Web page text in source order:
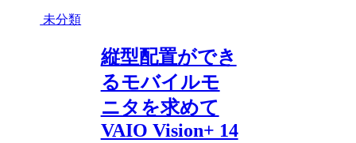
未分類
縦型配置ができ
るモバイルモ
ニタを求めて
VAIO Vision+ 14